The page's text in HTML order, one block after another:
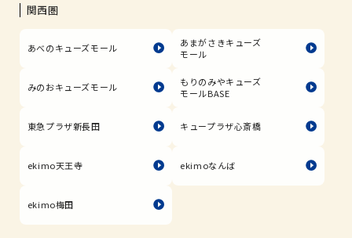
関西圏
あべのキューズモール
あまがさきキューズ
モール
みのおキューズモール
もりのみやキューズ
モールBASE
東急プラザ新長田 キュープラザ心斎橋
ekimo天王寺 ekimoなんば
ekimo梅田